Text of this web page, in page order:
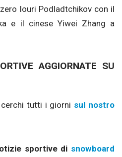
Iouri Podladtchikov con il
e il cinese Yiwei Zhang a
AGGIORNATE SU
tutti i giorni sul nostro
sportive di snowboard